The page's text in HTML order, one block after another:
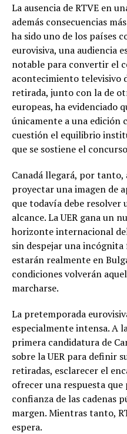
La ausencia de RTVE en
además consecuencias
ha sido uno de los países
eurovisiva, una audiencia
notable para convertir el
acontecimiento televisivo
retirada, junto con la de
europeas, ha evidenciado
únicamente a una edición
cuestión el equilibrio
que se sostiene el
Canadá llegará, por tanto,
proyectar una imagen de
que todavía debe
alcance. La UER gana un
horizonte internacional
sin despejar una
estarán realmente en
condiciones volverán
marcharse.
La pretemporada
especialmente intensa. A
primera candidatura de
sobre la UER para definir
retiradas, esclarecer el
ofrecer una respuesta
confianza de las cadenas
margen. Mientras tanto,
espera.